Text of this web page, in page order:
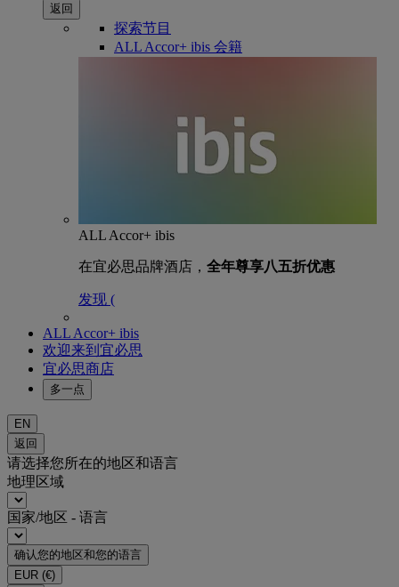
返回
探索节目
ALL Accor+ ibis 会籍
ALL Accor+ ibis
在宜必思品牌酒店， 全年尊享八五折优惠
发现 (
ALL Accor+ ibis
欢迎来到宜必思
宜必思商店
多一点
EN
返回
请选择您所在的地区和语言
地理区域
国家/地区 - 语言
确认您的地区和您的语言
EUR (€)